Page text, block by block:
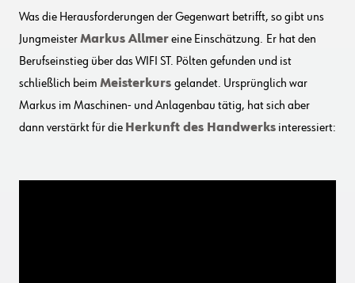
Was die Herausforderungen der Gegenwart betrifft, so gibt uns
JungmeisterMarkus Allmereine Einschätzung. Er hat den
Berufseinstieg über das WIFI ST. Pölten gefunden und ist
schließlich beim Meisterkurs gelandet. Ursprünglich war
Markus im Maschinen- und Anlagenbau tätig, hat sich aber
dann verstärkt für die Herkunft des Handwerks interessiert: